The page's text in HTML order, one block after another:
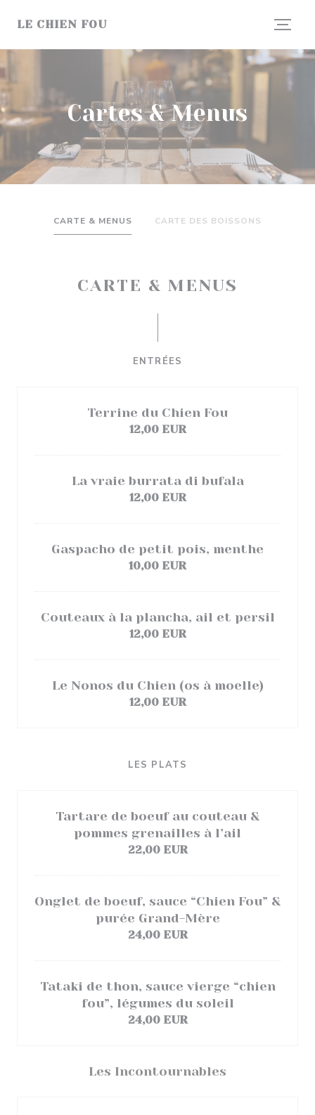
LE CHIEN FOU
Cartes & Menus
CARTE & MENUS CARTE DES BOISSONS
CARTE & MENUS
ENTRÉES
Terrine du Chien Fou
12,00 EUR
La vraie burrata di bufala
12,00 EUR
Gaspacho de petit pois, menthe
10,00 EUR
Couteaux à la plancha, ail et persil
12,00 EUR
Le Nonos du Chien (os à moelle)
12,00 EUR
LES PLATS
Tartare de boeuf au couteau &
pommes grenailles à l’ail
22,00 EUR
Onglet de boeuf, sauce “Chien Fou” &
purée Grand-Mère
24,00 EUR
Tataki de thon, sauce vierge “chien
fou”, légumes du soleil
24,00 EUR
Les Incontournables